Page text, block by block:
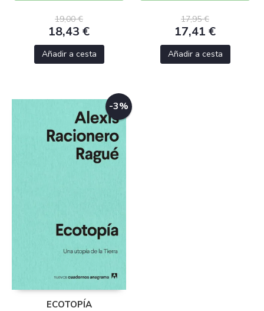
19,00 €
18,43 €
Añadir a cesta
17,95 €
17,41 €
Añadir a cesta
-3%
ECOTOPÍA